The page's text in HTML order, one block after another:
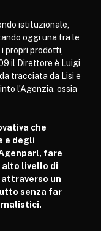
istituzionale,
oggi una tra le
propri prodotti,
il Direttore è Luigi
tracciata da Lisi e
l’Agenzia, ossia
che
e degli
fare
alto livello di
un
senza far